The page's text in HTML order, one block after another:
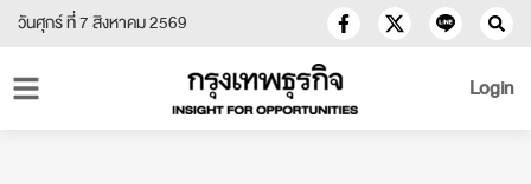
วันศุกร์ ที่ 7 สิงหาคม 2569
Login